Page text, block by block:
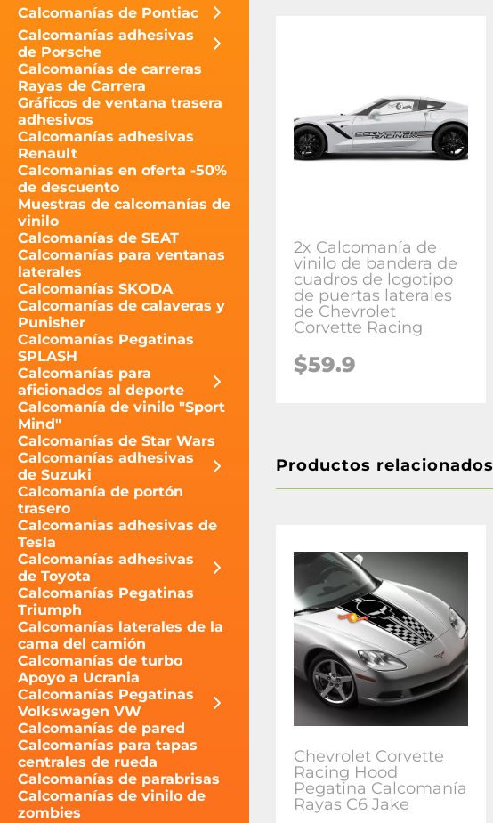
Calcomanías de Pontiac
Calcomanías adhesivas
de Porsche
Calcomanías de carreras
Rayas de Carrera
Gráficos de ventana trasera
adhesivos
Calcomanías adhesivas
Renault
Calcomanías en oferta -50%
de descuento
Muestras de calcomanías de
vinilo
Calcomanías de SEAT
Calcomanías para ventanas
laterales
Calcomanías SKODA
Calcomanías de calaveras y
Punisher
Calcomanías Pegatinas
SPLASH
Calcomanías para
aficionados al deporte
Calcomanía de vinilo "Sport
Mind"
Calcomanías de Star Wars
Calcomanías adhesivas
de Suzuki
Calcomanía de portón
trasero
Calcomanías adhesivas de
Tesla
Calcomanías adhesivas
de Toyota
Calcomanías Pegatinas
Triumph
Calcomanías laterales de la
cama del camión
Calcomanías de turbo
Apoyo a Ucrania
Calcomanías Pegatinas
Volkswagen VW
Calcomanías de pared
Calcomanías para tapas
centrales de rueda
Calcomanías de parabrisas
Calcomanías de vinilo de
zombies
2x Calcomanía de
vinilo de bandera de
cuadros de logotipo
de puertas laterales
de Chevrolet
Corvette Racing
$59.9
Productos relacionados
Chevrolet Corvette
Racing Hood
Pegatina Calcomanía
Rayas C6 Jake